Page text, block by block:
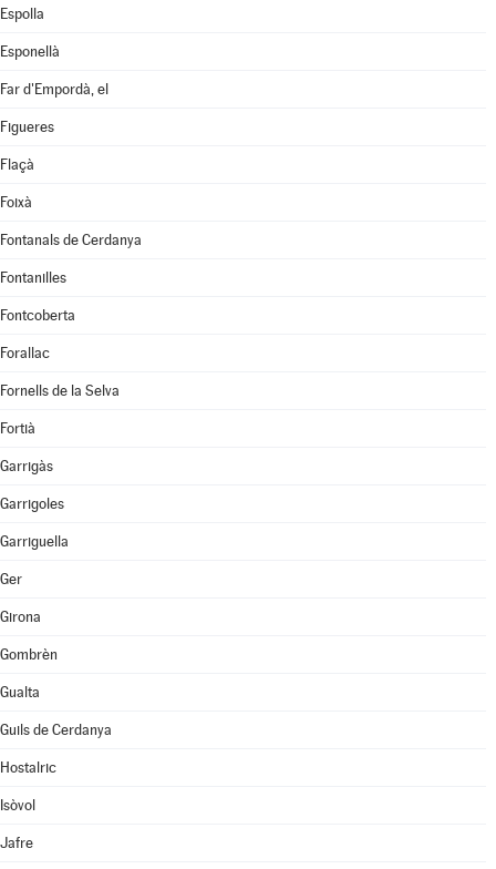
Espolla
Esponellà
Far d'Empordà, el
Figueres
Flaçà
Foixà
Fontanals de Cerdanya
Fontanilles
Fontcoberta
Forallac
Fornells de la Selva
Fortià
Garrigàs
Garrigoles
Garriguella
Ger
Girona
Gombrèn
Gualta
Guils de Cerdanya
Hostalric
Isòvol
Jafre